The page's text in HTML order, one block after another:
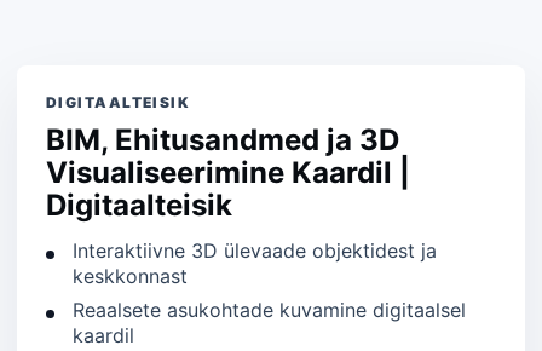
DIGITAALTEISIK
BIM, Ehitusandmed ja 3D
Visualiseerimine Kaardil |
Digitaalteisik
Interaktiivne 3D ülevaade objektidest ja
keskkonnast
Reaalsete asukohtade kuvamine digitaalsel
kaardil